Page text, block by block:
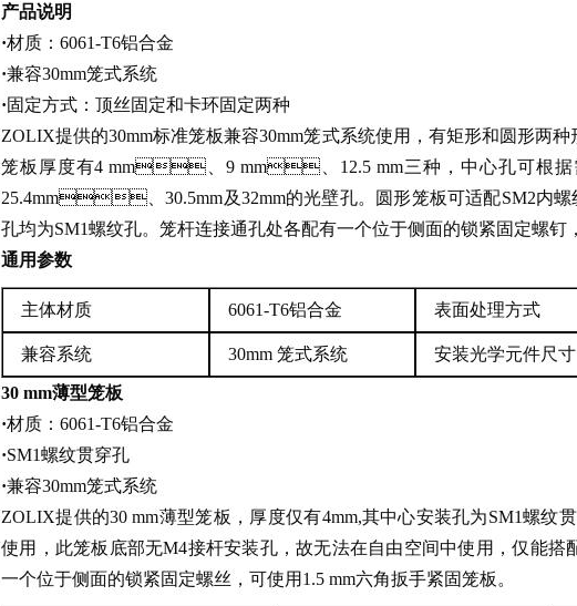
产品说明
·材质：6061-T6铝合金
·兼容30mm笼式系统
·固定方式：顶丝固定和卡环固定两种
ZOLIX提供的30mm标准笼板兼容30mm笼式系统使用，有矩形和圆形两种形
笼板厚度有4 mm、9 mm、12.5 mm三种，中心孔可根据需
25.4mm、30.5mm及32mm的光壁孔。圆形笼板可适配SM2内螺
孔均为SM1螺纹孔。笼杆连接通孔处各配有一个位于侧面的锁紧固定螺钉
通用参数
主体材质 6061-T6铝合金 表面处理方式
兼容系统 30mm 笼式系统 安装光学元件尺寸
30 mm薄型笼板
·材质：6061-T6铝合金
·SM1螺纹贯穿孔
·兼容30mm笼式系统
ZOLIX提供的30 mm薄型笼板，厚度仅有4mm,其中心安装孔为SM1螺纹
使用，此笼板底部无M4接杆安装孔，故无法在自由空间中使用，仅能
一个位于侧面的锁紧固定螺丝，可使用1.5 mm六角扳手紧固笼板。